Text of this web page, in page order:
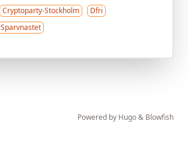
Cryptoparty-Stockholm
Dfri
Sparvnastet
Powered by Hugo& Blowfish